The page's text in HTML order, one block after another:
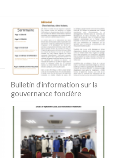
Bulletin d’information sur la
gouvernance foncière